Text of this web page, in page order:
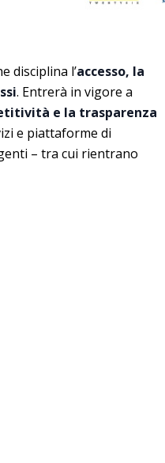
disciplina l’accesso, la
. Entrerà in vigore a
e la trasparenza
e piattaforme di
– tra cui rientrano